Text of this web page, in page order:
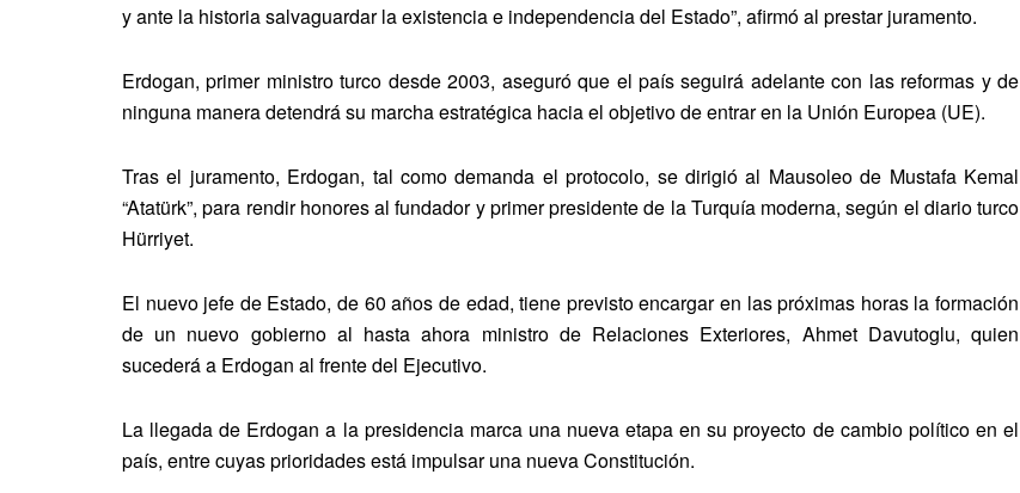
y ante la historia salvaguardar la existencia e independencia del Estado”, afirmó al prestar juramento.
Erdogan, primer ministro turco desde 2003, aseguró que el país seguirá adelante con las reformas y de
ninguna manera detendrá su marcha estratégica hacia el objetivo de entrar en la Unión Europea (UE).
Tras el juramento, Erdogan, tal como demanda el protocolo, se dirigió al Mausoleo de Mustafa Kemal
“Atatürk”, para rendir honores al fundador y primer presidente de la Turquía moderna, según el diario turco
Hürriyet.
El nuevo jefe de Estado, de 60 años de edad, tiene previsto encargar en las próximas horas la formación
de un nuevo gobierno al hasta ahora ministro de Relaciones Exteriores, Ahmet Davutoglu, quien
sucederá a Erdogan al frente del Ejecutivo.
La llegada de Erdogan a la presidencia marca una nueva etapa en su proyecto de cambio político en el
país, entre cuyas prioridades está impulsar una nueva Constitución.